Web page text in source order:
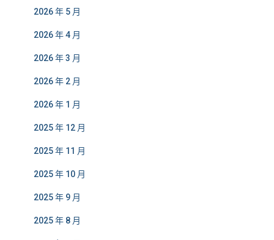
2026 年 5 月
2026 年 4 月
2026 年 3 月
2026 年 2 月
2026 年 1 月
2025 年 12 月
2025 年 11 月
2025 年 10 月
2025 年 9 月
2025 年 8 月